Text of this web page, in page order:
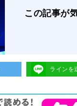
この記事が
ラインを